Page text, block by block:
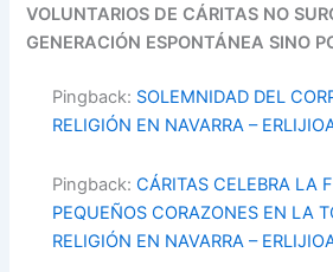
VOLUNTARIOS DE CÁRITAS NO
GENERACIÓN ESPONTÁNEA SINO
Pingback: SOLEMNIDAD DEL
RELIGIÓN EN NAVARRA –
Pingback:CÁRITAS CELEBRA LA
PEQUEÑOS CORAZONES EN LA
RELIGIÓN EN NAVARRA –